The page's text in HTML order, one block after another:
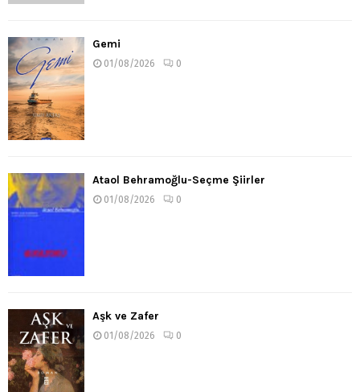
Gemi
01/08/2026 0
Ataol Behramoğlu-Seçme Şiirler
01/08/2026 0
Aşk ve Zafer
01/08/2026 0